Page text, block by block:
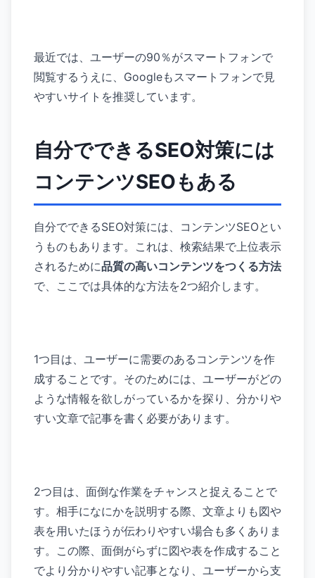
最近では、ユーザーの90％がスマートフォンで
閲覧するうえに、Googleもスマートフォンで見
やすいサイトを推奨しています。
自分でできるSEO対策には
コンテンツSEOもある
自分でできるSEO対策には、コンテンツSEOとい
うものもあります。これは、検索結果で上位表示
されるために品質の高いコンテンツをつくる方法
で、ここでは具体的な方法を2つ紹介します。
1つ目は、ユーザーに需要のあるコンテンツを作
成することです。そのためには、ユーザーがどの
ような情報を欲しがっているかを探り、分かりや
すい文章で記事を書く必要があります。
2つ目は、面倒な作業をチャンスと捉えることで
す。相手になにかを説明する際、文章よりも図や
表を用いたほうが伝わりやすい場合も多くありま
す。この際、面倒がらずに図や表を作成すること
でより分かりやすい記事となり、ユーザーから支